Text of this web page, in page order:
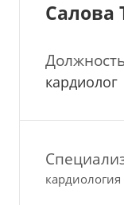
Салова
Должность
кардиолог
кардиология